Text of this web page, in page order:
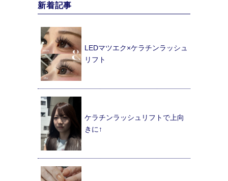
新着記事
LEDマツエク×ケラチンラッシュ
リフト
ケラチンラッシュリフトで上向
きに↑